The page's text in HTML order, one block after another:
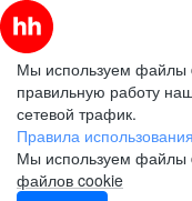
Мы используем файлы
правильную работу
сетевой трафик.
Правила
Мы используем файлы
файлов cookie